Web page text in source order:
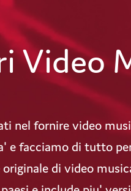
Video
nel fornire video
e facciamo di tutto
di video